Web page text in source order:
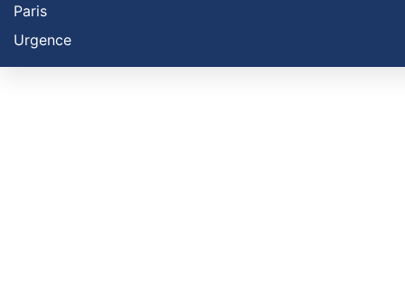
Paris
Urgence